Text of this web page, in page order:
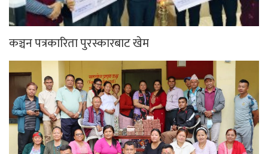
कञ्चन पत्रकारिता पुरस्कारबाट खेम